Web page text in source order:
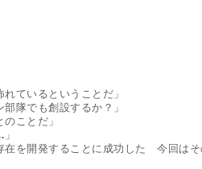
ているということだ」
隊でも創設するか？」
ことだ」
を開発することに成功した　今回はそ